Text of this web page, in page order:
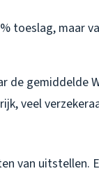
toeslag, maar
de gemiddelde
veel
van uitstellen.